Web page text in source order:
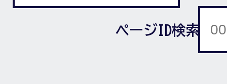
ページID検索